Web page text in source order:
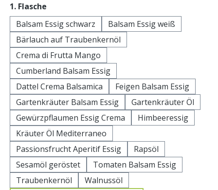
1. Flasche
Balsam Essig schwarz
Balsam Essig weiß
Bärlauch auf Traubenkernöl
Crema di Frutta Mango
Cumberland Balsam Essig
Dattel Crema Balsamica
Feigen Balsam Essig
Gartenkräuter Balsam Essig
Gartenkräuter Öl
Gewürzpflaumen Essig Crema
Himbeeressig
Kräuter Öl Mediterraneo
Passionsfrucht Aperitif Essig
Rapsöl
Sesamöl geröstet
Tomaten Balsam Essig
Traubenkernöl
Walnussöl